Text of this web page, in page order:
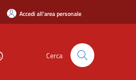
Accedi all'area personale
Cerca